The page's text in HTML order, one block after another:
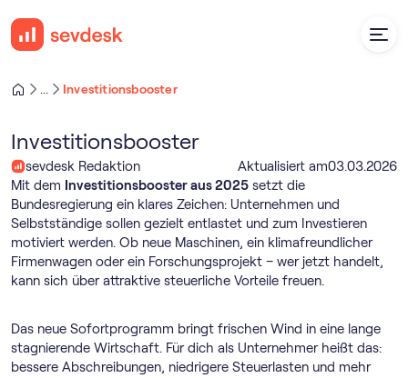
Investitionsbooster
Investitionsbooster
sevdesk Redaktion Aktualisiert am03.03.2026
Mit dem Investitionsbooster aus 2025 setzt die
Bundesregierung ein klares Zeichen: Unternehmen und
Selbstständige sollen gezielt entlastet und zum Investieren
motiviert werden. Ob neue Maschinen, ein klimafreundlicher
Firmenwagen oder ein Forschungsprojekt – wer jetzt handelt,
kann sich über attraktive steuerliche Vorteile freuen.
Das neue Sofortprogramm bringt frischen Wind in eine lange
stagnierende Wirtschaft. Für dich als Unternehmer heißt das:
bessere Abschreibungen, niedrigere Steuerlasten und mehr